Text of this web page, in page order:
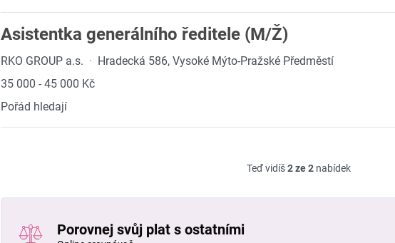
Asistentka generálního ředitele (M/Ž)
RKO GROUP a.s. · Hradecká 586, Vysoké Mýto-Pražské Předměstí
35 000 - 45 000 Kč
Pořád hledají
Teď vidíš2 ze 2 nabídek
Porovnej svůj plat s ostatními